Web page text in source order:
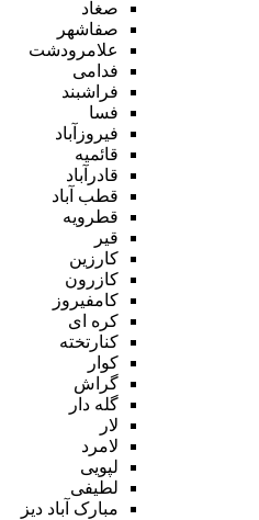
صغاد
صفاشهر
علامرودشت
فدامی
فراشبند
فسا
فیروزآباد
قائمیه
قادرآباد
قطب آباد
قطرویه
قیر
کارزین
کازرون
کامفیروز
کره ای
کنارتخته
کوار
گراش
گله دار
لار
لامرد
لپویی
لطیفی
مبارک آباد دیز